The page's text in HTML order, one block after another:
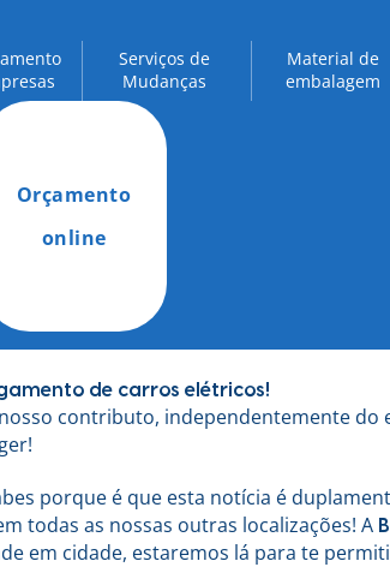
Serviços de
Mudanças
Material de
embalagem
Orçamento
online
de carros elétricos!
contributo, independentemente do
porque é que esta notícia é
todas as nossas outras localizações! A
em cidade, estaremos lá para te